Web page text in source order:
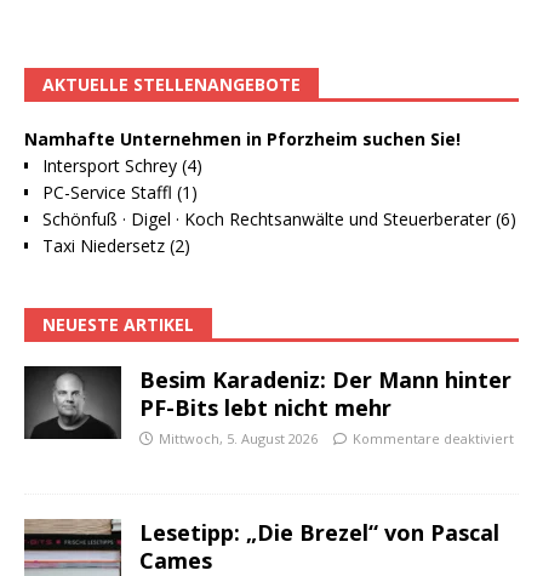
AKTUELLE STELLENANGEBOTE
Namhafte Unternehmen in Pforzheim suchen Sie!
Intersport Schrey (4)
PC-Service Staffl (1)
Schönfuß · Digel · Koch Rechtsanwälte und Steuerberater (6)
Taxi Niedersetz (2)
NEUESTE ARTIKEL
Besim Karadeniz: Der Mann hinter
PF-Bits lebt nicht mehr
Mittwoch, 5. August 2026 Kommentare deaktiviert
Lesetipp: „Die Brezel“ von Pascal
Cames